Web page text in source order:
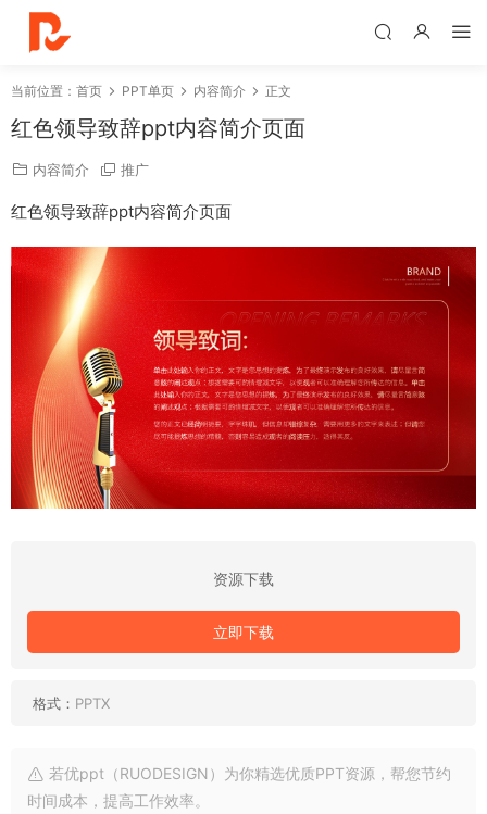
当前位置： 首页 PPT单页 内容简介 正文
红色领导致辞ppt内容简介页面
内容简介 推广
红色领导致辞ppt内容简介页面
资源下载
立即下载
格式： PPTX
若优ppt（RUODESIGN）为你精选优质PPT资源，帮您节约
时间成本，提高工作效率。